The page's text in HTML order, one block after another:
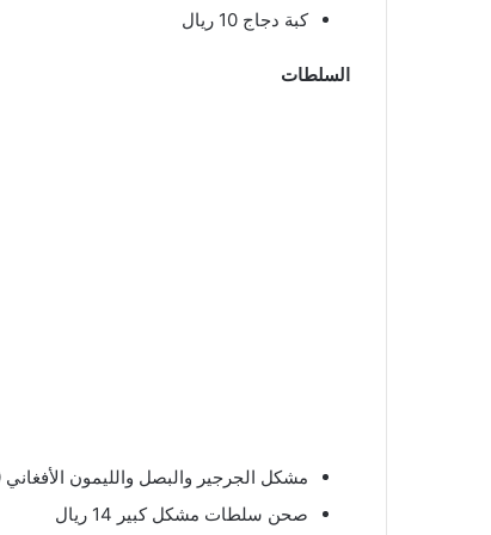
كبة دجاج 10 ريال
السلطات
مشكل الجرجير والبصل والليمون الأفغاني 10 ريال
صحن سلطات مشكل كبير 14 ريال